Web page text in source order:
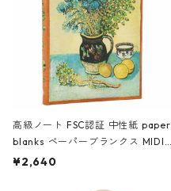
高級ノート FSC認証 中性紙 paper
blanks ペーパーブランクス MIDI
ハードカバー 罫線 ヴァン・ゴッホ
¥2,640